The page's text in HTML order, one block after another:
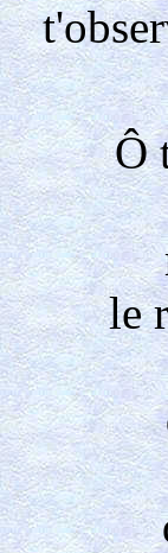
Ô
le